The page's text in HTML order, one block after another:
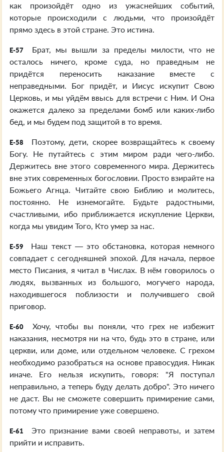
как произойдёт одно из ужаснейших событий,
которые происходили с людьми, что произойдёт
прямо здесь в этой стране. Это истина.
E-57
Брат, мы вышли за пределы милости, что не
осталось ничего, кроме суда, но праведным не
придётся переносить наказание вместе с
неправедными. Бог придёт, и Иисус искупит Свою
Церковь, и мы уйдём ввысь для встречи с Ним. И Она
окажется далеко за пределами бомб или каких-либо
бед, и мы будем под защитой в то время.
E-58
Поэтому, дети, скорее возвращайтесь к своему
Богу. Не путайтесь с этим миром ради чего-либо.
Держитесь вне этого современного мира. Держитесь
вне этих современных богословии. Просто взирайте на
Божьего Агнца. Читайте свою Библию и молитесь,
постоянно. Не изнемогайте. Будьте радостными,
счастливыми, ибо приближается искупление Церкви,
когда мы увидим Того, Кто умер за нас.
E-59
Наш текст — это обстановка, которая немного
совпадает с сегодняшней эпохой. Для начала, первое
место Писания, я читал в Числах. В нём говорилось о
людях, вызванных из большого, могучего народа,
находившегося поблизости и получившего свой
приговор.
E-60
Хочу, чтобы вы поняли, что грех не избежит
наказания, несмотря ни на что, будь это в стране, или
церкви, или доме, или отдельном человеке. С грехом
необходимо разобраться на основе правосудия. Никак
иначе. Его нельзя искупить, говоря: "Я поступал
неправильно, а теперь буду делать добро". Это ничего
не даст. Вы не сможете совершить примирение сами,
потому что примирение уже совершено.
E-61
Это признание вами своей неправоты, и затем
прийти и исправить.